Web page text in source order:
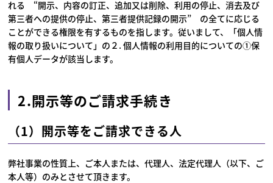
れる “開示、内容の訂正、追加又は削除、利用の停止、消去及び
第三者への提供の停止、第三者提供記録の開示” の全てに応じる
ことができる権限を有するものを指します。従いまして、「個人情
報の取り扱いについて」の２. 個人情報の利用目的についての①保
有個人データが該当します。
2.開示等のご請求手続き
（1）開示等をご請求できる人
弊社事業の性質上、ご本人または、代理人、法定代理人（以下、ご
本人等）のみとさせて頂きます。